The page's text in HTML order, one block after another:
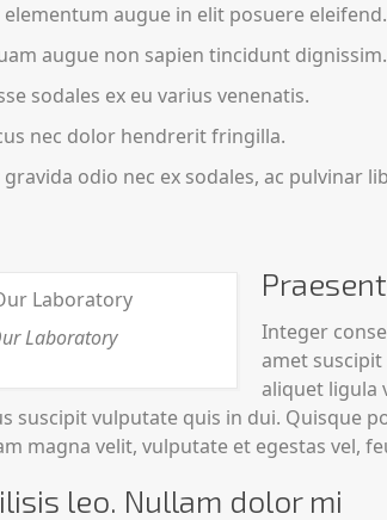
augue in elit posuere eleifend.
augue non sapien tincidunt dignissim.
sodales ex eu varius venenatis.
nec dolor hendrerit fringilla.
odio nec ex sodales, ac pulvinar
Laboratory
Integer
amet
aliquet ligula
suscipit vulputate quis in dui. Quisque
magna velit, vulputate et egestas vel,
leo. Nullam dolor mi